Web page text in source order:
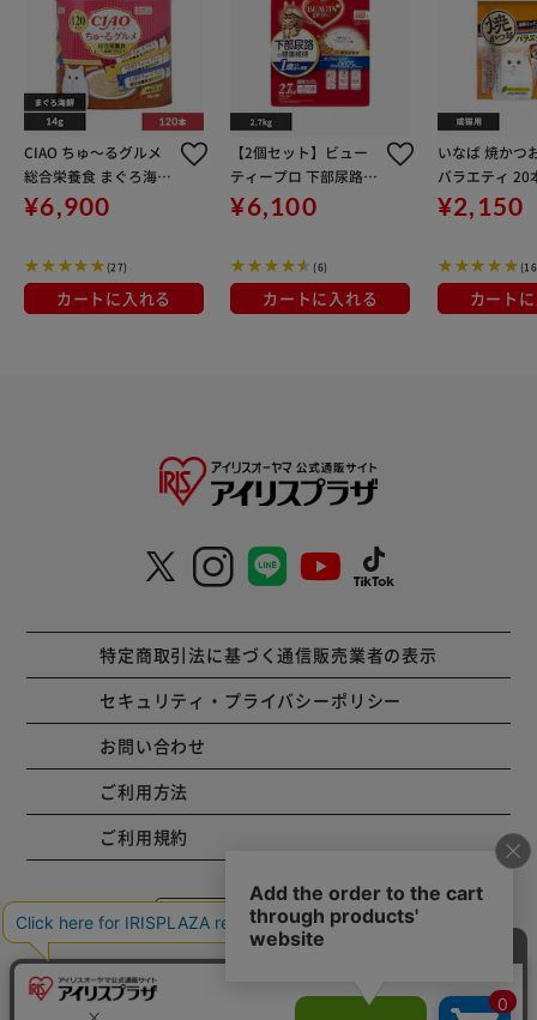
CIAO ちゅ～るグルメ
総合栄養食 まぐろ海鮮
バラエティ 3種類×40
本 猫 おやつ
¥6,900
(27)
カートに入れる
【2個セット】ビュー
ティープロ 下部尿路の
健康維持 1歳から フィ
ッシュ味 2.7kg×2個
ード ドライフード
¥6,100
(6)
カートに入れる
いなば 焼かつ
バラエティ 20
246
¥2,150
カート
特定商取引法に基づく通信販売業者の表示
セキュリティ・プライバシーポリシー
お問い合わせ
ご利用方法
ご利用規約
コーポレートサイト
Copyright © 2001 IRISPLAZA. ALL Rights Reserved.